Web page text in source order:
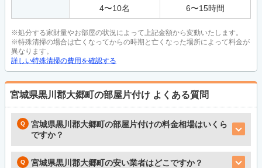
4〜10名 6〜15時間
※処分する家財量やお部屋の状況によって上記金額から変動いたします。
※特殊清掃の場合は亡くなってからの時期と亡くなった場所によって料金が
異なります。
詳しい特殊清掃の費用を確認する
宮城県黒川郡大郷町の部屋片付け よくある質問
宮城県黒川郡大郷町の部屋片付けの料金相場はいくら
ですか？
宮城県黒川郡大郷町の安い業者はどこですか？